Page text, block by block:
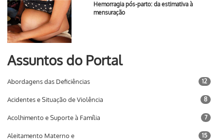
Hemorragia pós-parto: da estimativa à
mensuração
Assuntos do Portal
Abordagens das Deficiências 12
Acidentes e Situação de Violência 8
Acolhimento e Suporte à Família 7
Aleitamento Materno e
15